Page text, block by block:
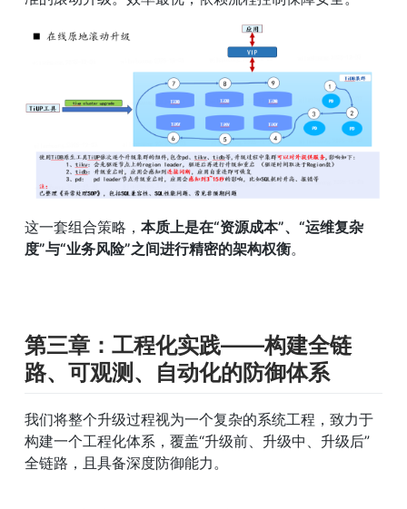
这一套组合策略， 本质上是在“资源成本”、“运维复杂
度”与“业务风险”之间进行精密的架构权衡。
第三章：工程化实践——构建全链
路、可观测、自动化的防御体系
我们将整个升级过程视为一个复杂的系统工程，致力于
构建一个工程化体系，覆盖“升级前、升级中、升级后”
全链路，且具备深度防御能力。